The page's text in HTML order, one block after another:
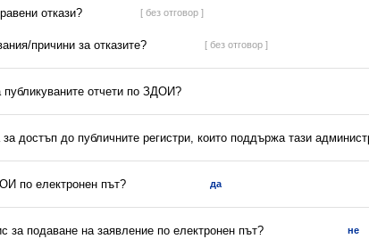
откази? [ без отговор ]
причини за отказите? [ без отговор ]
отчети по ЗДОИ?
достъп до публичните регистри, които поддържа тази
по електронен път? да
за подаване на заявление по електронен път? не